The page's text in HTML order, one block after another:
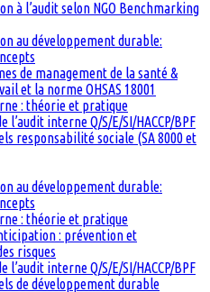
à l’audit selon NGO Benchmarking
au développement durable:
de management de la santé &
et la norme OHSAS 18001
: théorie et pratique
l’audit interne Q/S/E/SI/HACCP/BPF
responsabilité sociale (SA 8000 et
au développement durable:
: théorie et pratique
: prévention et
risques
l’audit interne Q/S/E/SI/HACCP/BPF
de développement durable